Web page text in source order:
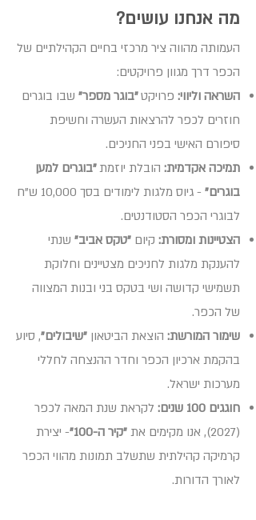
מה אנחנו עושים?
העמותה מהווה ציר מרכזי בחיים הקהילתיים של
הכפר דרך מגוון פרויקטים:
השראה וליווי: פרויקט"בוגר מספר" שבו בוגרים
חוזרים לכפר להרצאות העשרה וחשיפת
סיפורם האישי בפני החניכים.
תמיכה אקדמית: הובלת יוזמת"בוגרים למען
בוגרים"
- גיוס מלגות לימודים בסך 10,000 ש"ח
לבוגרי הכפר הסטודנטים.
הצטיינות ומסורת: קיום "טקס אביב" שנתי
להענקת מלגות לחניכים מצטיינים וחלוקת
תשמישי קדושה ושי בטקס בני ובנות המצווה
של הכפר.
שימור המורשת: הוצאת הביטאון "שיבולים", סיוע
בהקמת ארכיון הכפר וחדר ההנצחה לחללי
מערכות ישראל.
חוגגים 100 שנים:
לקראת שנת המאה לכפר
(2027), אנו מקימים את
"קיר ה-100"
- יצירת
קרמיקה קהילתית שתשלב תמונות מהווי הכפר
לאורך הדורות.